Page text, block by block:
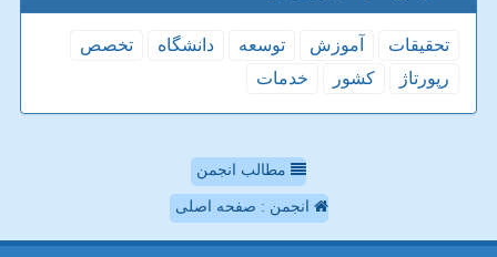
تحقیقات آموزش توسعه دانشگاه
تخصص
رپورتاژ
كشور خدمات
مطالب انجمن
انجمن : صفحه اصلی